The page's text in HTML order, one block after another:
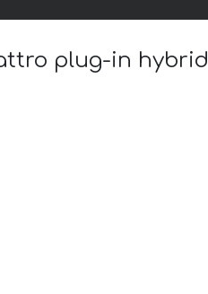
plug-in hybrid